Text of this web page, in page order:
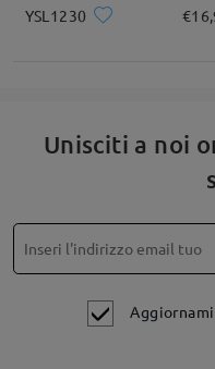
YSL1230
Unisciti a noi